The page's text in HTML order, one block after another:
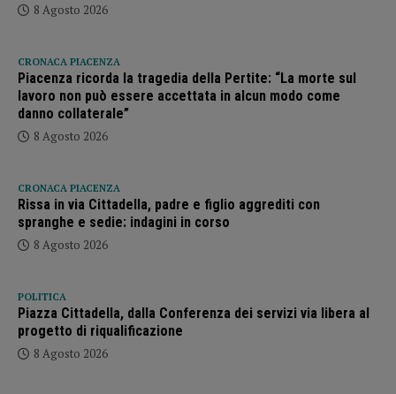
8 Agosto 2026
CRONACA PIACENZA
Piacenza ricorda la tragedia della Pertite: “La morte sul
lavoro non può essere accettata in alcun modo come
danno collaterale”
8 Agosto 2026
CRONACA PIACENZA
Rissa in via Cittadella, padre e figlio aggrediti con
spranghe e sedie: indagini in corso
8 Agosto 2026
POLITICA
Piazza Cittadella, dalla Conferenza dei servizi via libera al
progetto di riqualificazione
8 Agosto 2026